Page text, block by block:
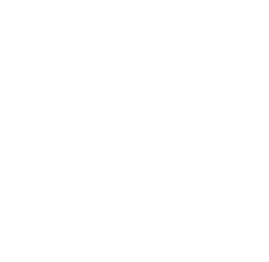
avec ripstop 20D